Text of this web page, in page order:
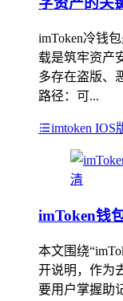
imToken冷钱
载是筑牢资产
多存在盗版、
路径：可...
imtoken IOS
imToken钱
本文围绕
开说明，作为
要用户掌握助